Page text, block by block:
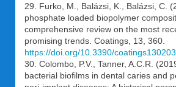
29. Furko, M., Balázsi, K., Balázsi, C.
phosphate loaded biopolymer
comprehensive review on the most
promising trends. Coatings, 13, 360.
https://doi.org/10.3390/
30. Colombo, P.V., Tanner, A.C.R.
bacterial biofilms in dental caries and